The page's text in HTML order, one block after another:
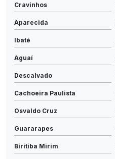
Cravinhos
Aparecida
Ibaté
Aguaí
Descalvado
Cachoeira Paulista
Osvaldo Cruz
Guararapes
Biritiba Mirim